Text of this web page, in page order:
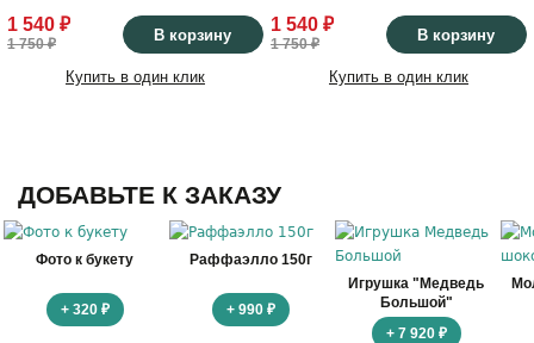
1 540 ₽
1 750 ₽ В корзину
Купить в один клик
1 540 ₽
1 750 ₽ В корзину
Купить в один клик
ДОБАВЬТЕ К ЗАКАЗУ
Фото к букету
+ 320 ₽
Раффаэлло 150г
+ 990 ₽
Игрушка "Медведь
Большой"
+ 7 920 ₽